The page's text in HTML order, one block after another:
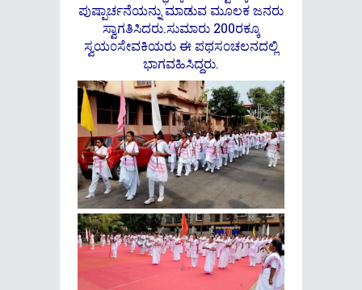
ಪುಷ್ಪಾರ್ಚನೆಯನ್ನು ಮಾಡುವ ಮೂಲಕ ಜನರು
ಸ್ವಾಗತಿಸಿದರು.ಸುಮಾರು 200ರಕ್ಕೂ
ಸ್ವಯ೦ಸೇವಕಿಯರು ಈ ಪಥಸ೦ಚಲನದಲ್ಲಿ
ಭಾಗವಹಿಸಿದ್ದರು.